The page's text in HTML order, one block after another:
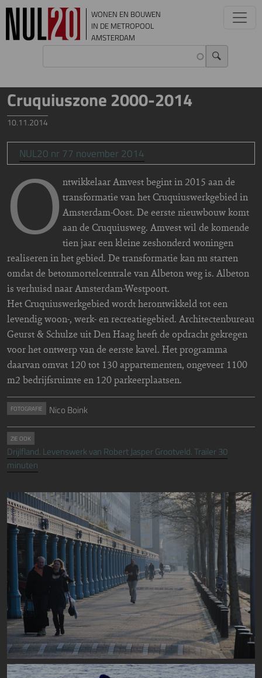
Overslaan en naar de inhoud gaan
WONEN EN BOUWEN
IN DE METROPOOL
AMSTERDAM
Cruquiuszone 2000-2014
10.11.2014
NUL20 nr 77 november 2014
O ntwikkelaar Amvest begint in 2015 aan de
transformatie van het Cruquiuswerkgebied in
Amsterdam-Oost. De eerste nieuwbouw komt
aan de Cruquiusweg. Amvest wil de komende
tien jaar een kleine zeshonderd woningen
realiseren in het gebied. De transformatie kan nu starten
omdat de betonmortelcentrale van Albeton weg is. Albeton
is verhuisd naar Amsterdam-Westpoort.
Het Cruquiuswerkgebied wordt herontwikkeld tot een
levendig woon-, werk- en recreatiegebied. Architectenbureau
Geurst & Schulze uit Den Haag heeft de opdracht gekregen
voor het ontwerp van de eerste kavel. Het programma
daarvan omvat 120 tot 130 appartementen, ongeveer 1100
m2 bedrijfsruimte en 120 parkeerplaatsen.
FOTOGRAFIE Nico Boink
ZIE OOK
Drijlfland. Levenswerk van Robert Jasper Grootveld. Trailer 30
minuten
Image
Image